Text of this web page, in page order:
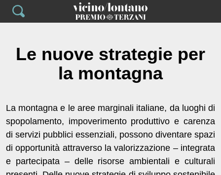
Skip
Le nuove strategie per
la montagna
La montagna e le aree marginali italiane, da luoghi di
spopolamento, impoverimento produttivo e carenza
di servizi pubblici essenziali, possono diventare spazi
di opportunità attraverso la valorizzazione – integrata
e partecipata – delle risorse ambientali e culturali